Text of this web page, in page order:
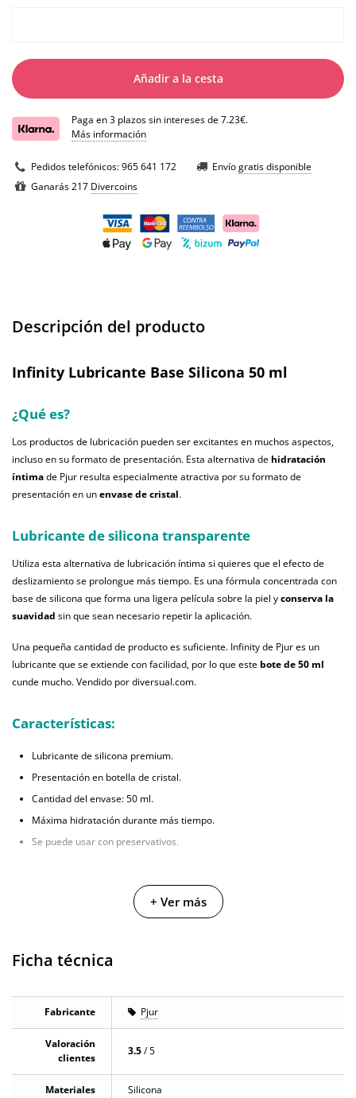
Añadir a la cesta
Paga en 3 plazos sin intereses de 7.23€.
Más información
Pedidos telefónicos:965 641 172 Envíogratis disponible
Ganarás 217 Divercoins
Descripción del producto
Infinity Lubricante Base Silicona 50 ml
¿Qué es?
Los productos de lubricación pueden ser excitantes en muchos aspectos,
incluso en su formato de presentación. Esta alternativa de hidratación
íntimade Pjur resulta especialmente atractiva por su formato de
presentación en unenvase de cristal.
Lubricante de silicona transparente
Utiliza esta alternativa de lubricación íntima si quieres que el efecto de
deslizamiento se prolongue más tiempo. Es una fórmula concentrada con
base de silicona que forma una ligera película sobre la piel yconserva la
suavidad sin que sean necesario repetir la aplicación.
Una pequeña cantidad de producto es suficiente. Infinity de Pjur es un
lubricante que se extiende con facilidad, por lo que este bote de 50 ml
cunde mucho. Vendido por diversual.com.
Características:
Lubricante de silicona premium.
Presentación en botella de cristal.
Cantidad del envase: 50 ml.
Máxima hidratación durante más tiempo.
Se puede usar con preservativos.
+ Ver más
Ficha técnica
Fabricante Pjur
Valoración
clientes
3.5/ 5
Materiales Silicona